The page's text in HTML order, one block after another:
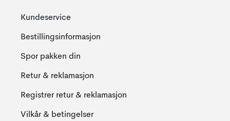
Kundeservice
Bestillingsinformasjon
Spor pakken din
Retur & reklamasjon
Registrer retur & reklamasjon
Vilkår & betingelser